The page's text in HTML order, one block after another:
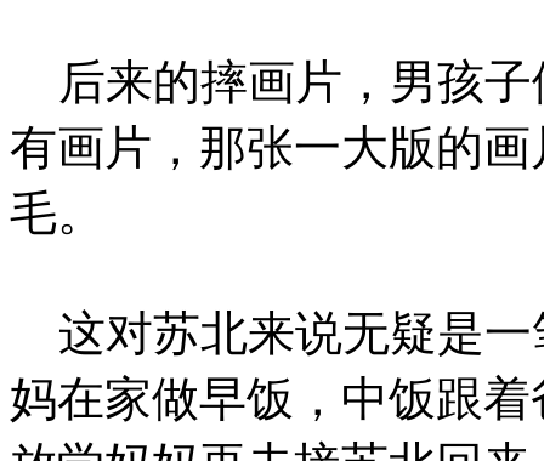
后来的摔画片，男孩子
有画片，那张一大版的
毛。
这对苏北来说无疑是一
妈在家做早饭，中饭跟